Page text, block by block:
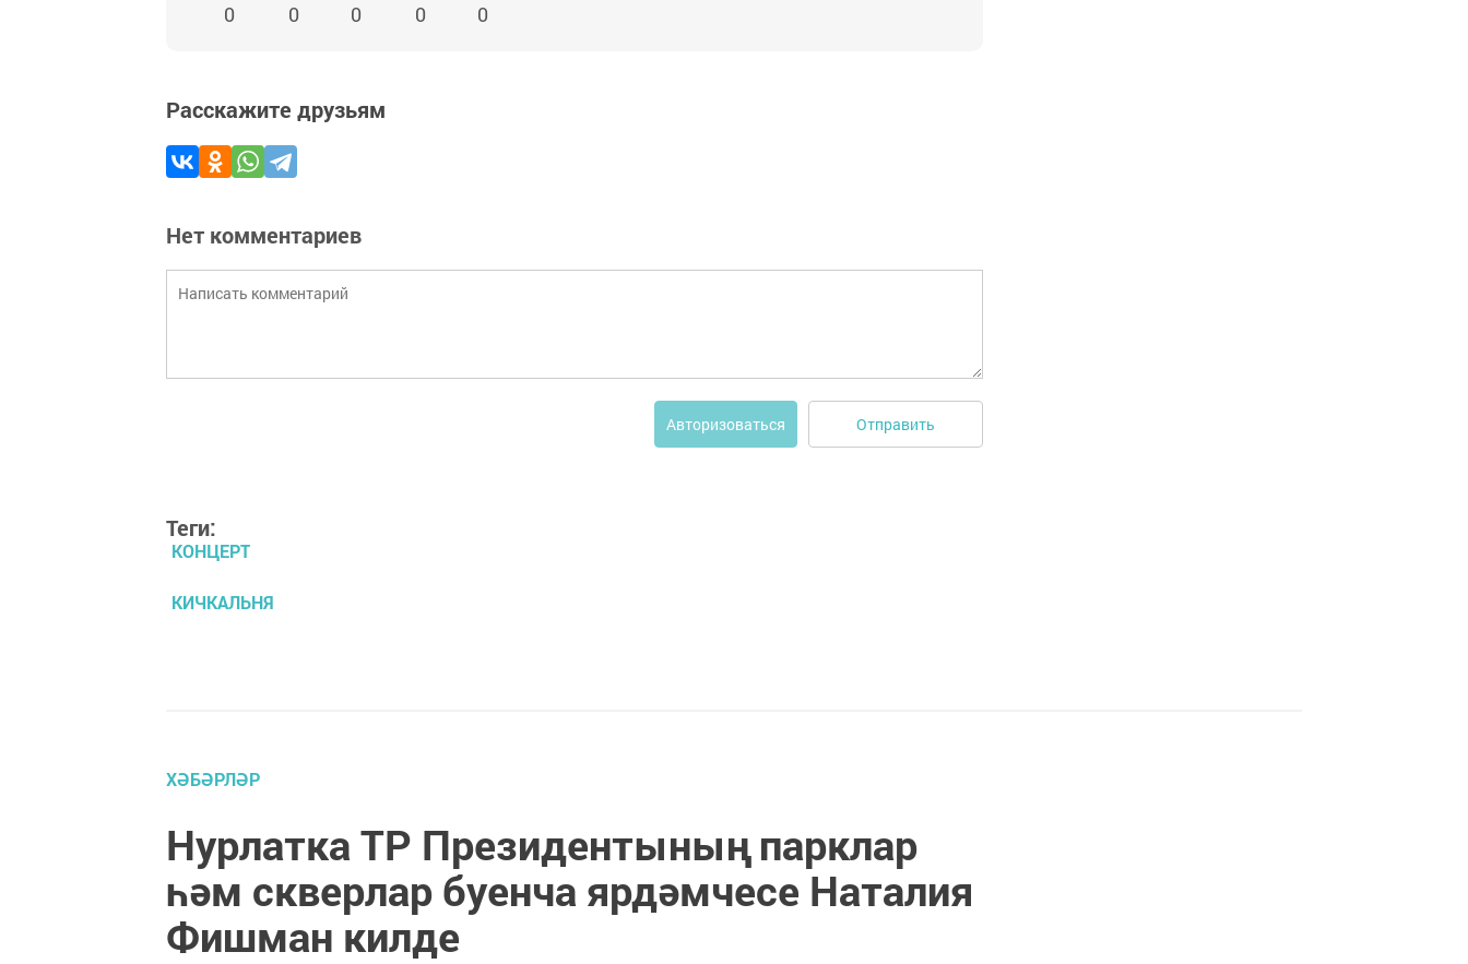
0 0 0 0 0
Расскажите друзьям
Нет комментариев
Авторизоваться Отправить
Теги:
КОНЦЕРТ
КИЧКАЛЬНЯ
ХӘБӘРЛӘР
Нурлатка ТР Президентының парклар
һәм скверлар буенча ярдәмчесе Наталия
Фишман килде